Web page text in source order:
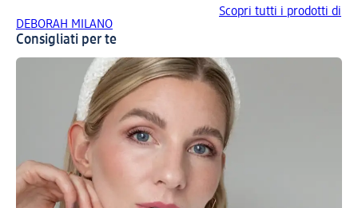
Scopri tutti i prodotti di
DEBORAH MILANO
Consigliati per te